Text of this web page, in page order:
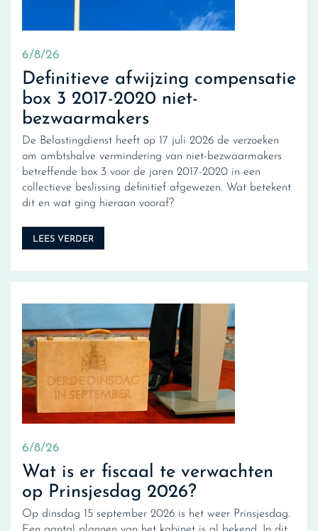
6/8/26
Definitieve afwijzing compensatie
box 3 2017-2020 niet-
bezwaarmakers
De Belastingdienst heeft op 17 juli 2026 de verzoeken
om ambtshalve vermindering van niet-bezwaarmakers
betreffende box 3 voor de jaren 2017-2020 in een
collectieve beslissing definitief afgewezen. Wat betekent
dit en wat ging hieraan vooraf?
LEES VERDER
6/8/26
Wat is er fiscaal te verwachten
op Prinsjesdag 2026?
Op dinsdag 15 september 2026 is het weer Prinsjesdag.